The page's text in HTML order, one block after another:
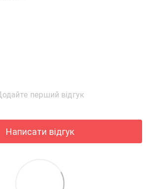
перший відгук
Написати відгук